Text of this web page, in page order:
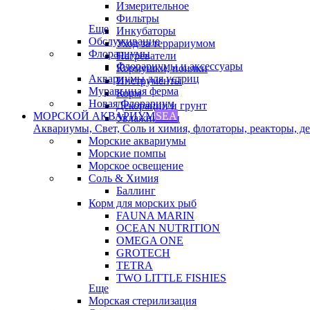
Измерительное
Фильтры
Инкубаторы
Уход за террариумом
Нагреватели
Кормушки, поилки
Инструменты
Корм
Декорации и грунт
Увлажнители
Еще
Обслуживание
Флорариумы
Флорариумы и аксессуары
Аквариумы для устриц
Муравьиная ферма
Новая Флорариум
МОРСКОЙ АКВАРИУМSEA
Аквариумы, Свет, Соль и химия, флотаторы, реакторы,
Морские аквариумы
Морские помпы
Морское освещение
Соль & Химия
Баллинг
Корм для морских рыб
FAUNA MARIN
OCEAN NUTRITION
OMEGA ONE
GROTECH
TETRA
TWO LITTLE FISHIES
Еще
Морская стерилизация